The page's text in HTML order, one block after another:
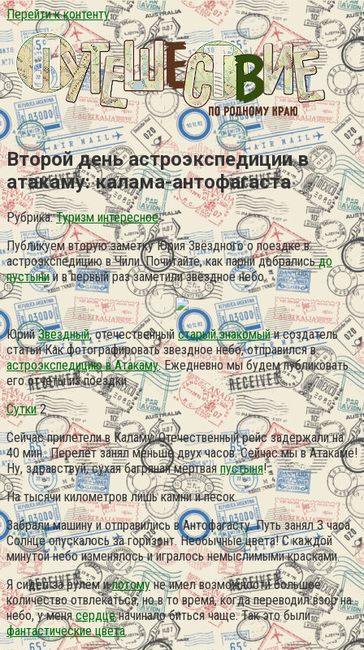
Перейти к контенту
Второй день астроэкспедиции в
атакаму: калама-антофагаста
Рубрика: Туризм интересное
Публикуем вторую заметку Юрия Звёздного о поездке в
астроэкспедицию в Чили. Почитайте, как парни добралисьдо
пустынии в первый раз заметили звёздное небо.
ЮрийЗвёздный, отечественныйстарый знакомыйи создатель
статьи Как фотографировать звездное небо, отправился в
астроэкспедицию в Атакаму. Ежедневно мы будем публиковать
его отчеты из поездки.
Сутки2
Сейчас прилетели в Каламу. Отечественный рейс задержали на
40 мин.. Перелёт занял меньше двух часов. Сейчас мы в Атакаме!
Ну, здравствуй, сухая багряная мёртвая пустыня!
На тысячи километров лишь камни и песок.
Забрали машину и отправились в Антофагасту. Путь занял 3 часа.
Солнце опускалось за горизонт. Необычные цвета! С каждой
минутой небо изменялось и игралось немыслимыми красками.
Я сидел за рулём ипотомуне имел возможности большое
количество отвлекаться, но в то время, когда переводил взор на
небо, у менясердценачинало биться чаще. Так это были
фантастические цвета.